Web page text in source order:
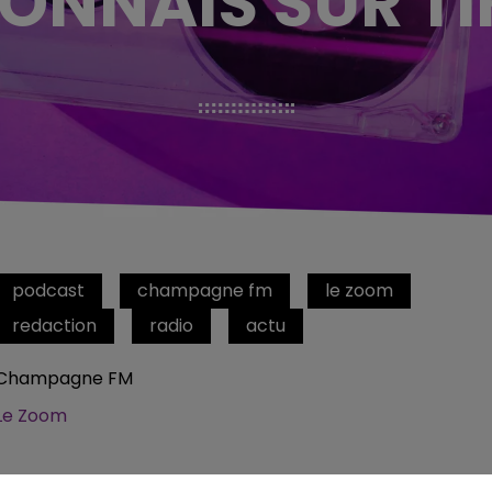
podcast champagne fm
le zoom
redaction
radio actu
FM
Zoom